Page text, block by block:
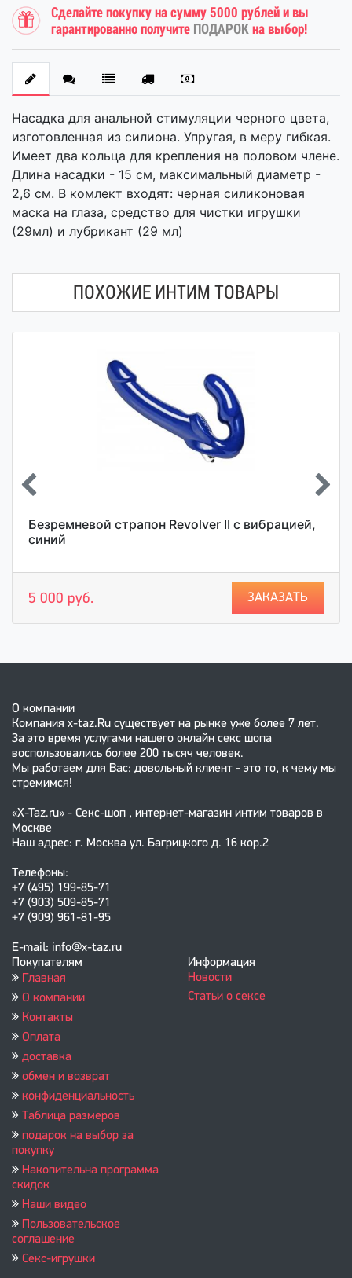
Сделайте покупку на сумму 5000 рублей и вы
гарантированно получите ПОДАРОК на выбор!
Насадка для анальной стимуляции черного цвета,
изготовленная из силиона. Упругая, в меру гибкая.
Имеет два кольца для крепления на половом члене.
Длина насадки - 15 см, максимальный диаметр -
2,6 см. В комлект входят: черная силиконовая
маска на глаза, средство для чистки игрушки
(29мл) и лубрикант (29 мл)
ПОХОЖИЕ ИНТИМ ТОВАРЫ
Безремневой страпон Revolver II с вибрацией,
синий
5 000 руб. ЗАКАЗАТЬ
О компании
Компания x-taz.Ru существует на рынке уже более 7 лет.
За это время услугами нашего онлайн секс шопа
воспользовались более 200 тысяч человек.
Мы работаем для Вас: довольный клиент - это то, к чему мы
стремимся!
«X-Taz.ru» - Секс-шоп , интернет-магазин интим товаров в
Москве
Наш адрес: г. Москва ул. Багрицкого д. 16 кор.2
Телефоны:
+7 (495) 199-85-71
+7 (903) 509-85-71
+7 (909) 961-81-95
E-mail: info@x-taz.ru
Покупателям
Главная
О компании
Контакты
Оплата
доставка
обмен и возврат
конфиденциальность
Таблица размеров
подарок на выбор за
покупку
Накопительна программа
скидок
Наши видео
Пользовательское
соглашение
Секс-игрушки
Информация
Новости
Статьи о сексе